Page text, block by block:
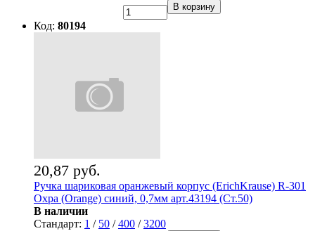
В корзину
Код: 80194
20,87 руб.
Ручка шариковая оранжевый корпус (ErichKrause) R-301
Охра (Orange) синий, 0,7мм арт.43194 (Ст.50)
В наличии
Стандарт: 1 / 50 /400 /3200